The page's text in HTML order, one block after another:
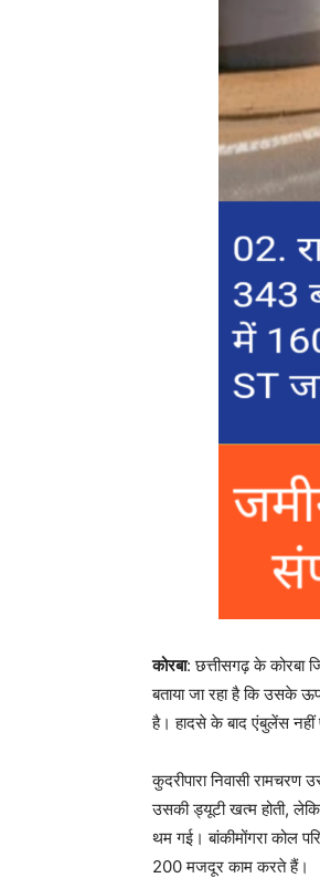
कोरबा: छत्तीसगढ़ के कोरबा
बताया जा रहा है कि उसके
है। हादसे के बाद एंबुलेंस
कुदरीपारा निवासी
उसकी ड्यूटी खत्म होती,
थम गई। बांकीमोंगरा कोल
200 मजदूर काम करते हैं।